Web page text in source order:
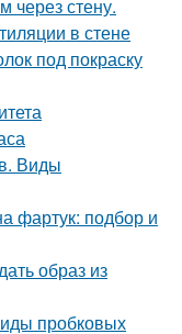
через стену.
в стене
под покраску
Виды
фартук: подбор и
образ из
пробковых